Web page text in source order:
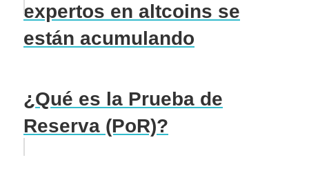
expertos en altcoins se
están acumulando
¿Qué es la Prueba de
Reserva (PoR)?